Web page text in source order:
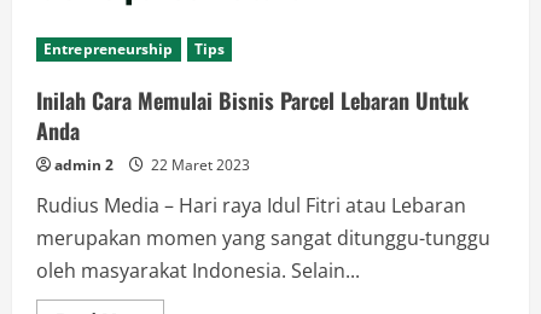
Entrepreneurship Tips
Inilah Cara Memulai Bisnis Parcel Lebaran Untuk
Anda
admin 2 22 Maret 2023
Rudius Media – Hari raya Idul Fitri atau Lebaran
merupakan momen yang sangat ditunggu-tunggu
oleh masyarakat Indonesia. Selain...